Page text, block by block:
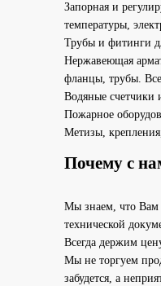
Запорная и
температуры,
Трубы и фитинги
Нержавеющая
фланцы, трубы. Все
Водяные счетчики
Пожарное
Метизы,
Почему с
Мы знаем, что Вам
технической
Всегда держим
Мы не торгуем
забудется, а